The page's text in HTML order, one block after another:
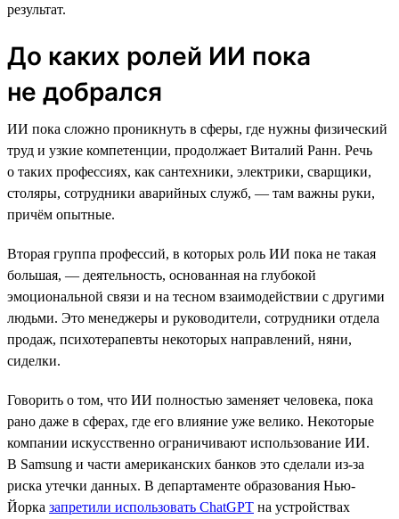
результат.
До каких ролей ИИ пока
не добрался
ИИ пока сложно проникнуть в сферы, где нужны физический
труд и узкие компетенции, продолжает Виталий Ранн. Речь
о таких профессиях, как сантехники, электрики, сварщики,
столяры, сотрудники аварийных служб, — там важны руки,
причём опытные.
Вторая группа профессий, в которых роль ИИ пока не такая
большая, — деятельность, основанная на глубокой
эмоциональной связи и на тесном взаимодействии с другими
людьми. Это менеджеры и руководители, сотрудники отдела
продаж, психотерапевты некоторых направлений, няни,
сиделки.
Говорить о том, что ИИ полностью заменяет человека, пока
рано даже в сферах, где его влияние уже велико. Некоторые
компании искусственно ограничивают использование ИИ.
В Samsung и части американских банков это сделали из-за
риска утечки данных. В департаменте образования Нью-
Йорка запретили использовать ChatGPT на устройствах